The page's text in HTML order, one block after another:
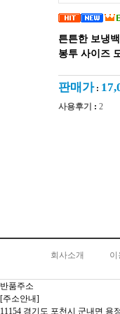
튼튼한 보냉
봉투 사이즈
판매가:
사용후기 : 2
회사소개 이
반품주소
[주소안내]
11154 경기도 포천시 군내면 용